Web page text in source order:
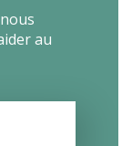
au